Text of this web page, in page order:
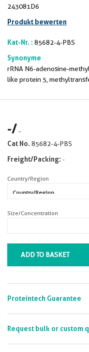
243081D6
Produkt bewerten
Kat-Nr. : 85682-4-PBS
Synonyme
rRNA N6-adenosine-
like protein 5,
-/-
Cat No. 85682-4-PBS
Freight/Packing: -
Country/Region
Size/Concentration
ADD TO BASKET
Proteintech Guarantee
Request bulk or custom